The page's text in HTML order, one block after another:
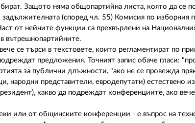
Защото няма общопартийна листа, която да се
(според чл. 55) Комисия по изборния
от нейните функции са прехвърлени на
вътрешнопартийните.
се търси в текстовете, които регламентират по
предложения. Точният запис обаче гласи:
за публични длъжности, "ако не се провежда
народни представители, евродепутати) естествено
какво да подреждат конференциите, ако
или от общинските конференции - е въпрос на